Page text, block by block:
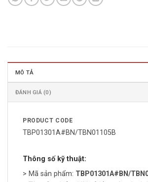
MÔ TẢ
ĐÁNH GIÁ (0)
PRODUCT CODE
TBP01301A#BN/TBN01105B
Thông số kỹ thuật:
> Mã sản phẩm: TBP01301A#BN/